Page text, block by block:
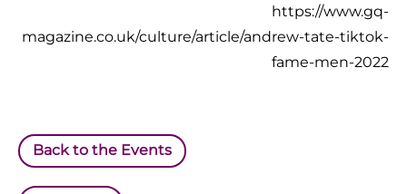
https://www.gq-
magazine.co.uk/culture/article/andrew-tate-tiktok-
fame-men-2022
Back to the Events